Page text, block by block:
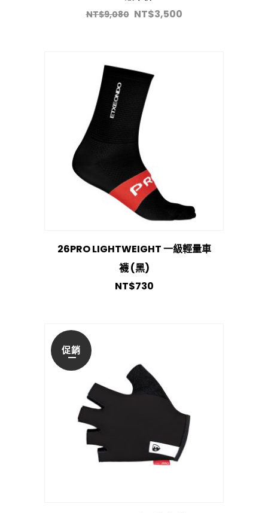
NT$9,080 NT$3,500
26PRO LIGHTWEIGHT 一級輕量車
襪 (黑)
NT$730
促銷